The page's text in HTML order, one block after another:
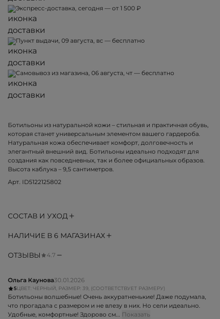
Экспресс-доставка, сегодня — от 1 500 ₽
Пункт выдачи, 09 августа, вс — бесплатно
Самовывоз из магазина, 06 августа, чт — бесплатно
Ботильоны из натуральной кожи – стильная и практичная обувь,
которая станет универсальным элементом вашего гардероба.
Натуральная кожа обеспечивает комфорт, долговечность и
элегантный внешний вид. Ботильоны идеально подходят для
создания как повседневных, так и более официальных образов.
Высота каблука – 9,5 сантиметров.
Арт. ID5122125802
СОСТАВ И УХОД
НАЛИЧИЕ В 6 МАГАЗИНАХ
ОТЗЫВЫ 4.7
Ольга Каунова30.01.2026
5ЦВЕТ: ЧЕРНЫЙ, РАЗМЕР: 39, (СООТВЕТСТВУЕТ РАЗМЕРУ)
Ботильоны волшебные! Очень аккуратненькие! Даже подумала,
что прогадала с размером и не влезу в них. Но сели идеально.
Удобные, комфортные! Здорово см... Показать